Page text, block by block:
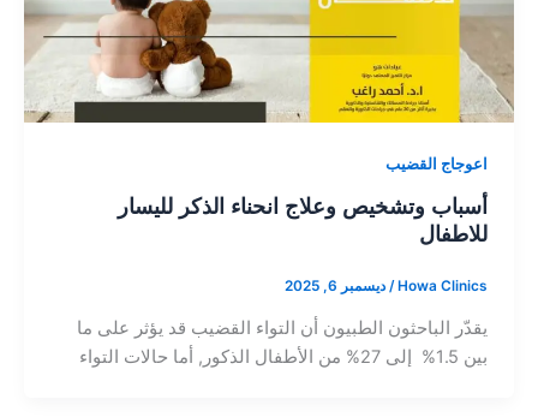
اعوجاج القضيب
أسباب وتشخيص وعلاج انحناء الذكر لليسار
للاطفال
Howa Clinics
/ ديسمبر 6, 2025
يقدّر الباحثون الطبيون أن التواء القضيب قد يؤثر على ما
بين 1.5% إلى 27% من الأطفال الذكور, أما حالات التواء